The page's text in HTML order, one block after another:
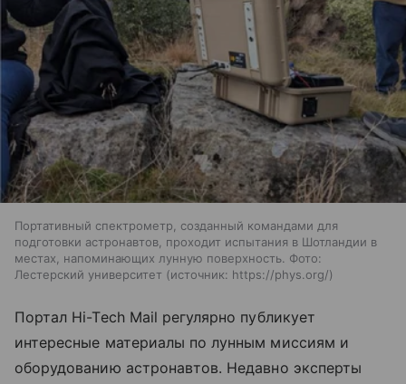
Портативный спектрометр, созданный командами для
подготовки астронавтов, проходит испытания в Шотландии в
местах, напоминающих лунную поверхность. Фото:
Лестерский университет
источник: https://phys.org/
Портал Hi-Tech Mail регулярно публикует
интересные материалы по лунным миссиям и
оборудованию астронавтов. Недавно эксперты